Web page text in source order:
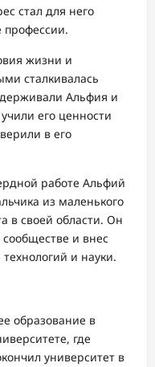
стал для него
жизни и
сталкивалась
Альфия и
его ценности
в его
работе Альфий
из маленького
в своей области. Он
и внес
и науки.
образование в
где
университет в